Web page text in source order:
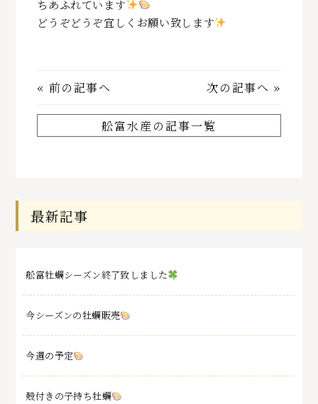
ちあふれています
どうぞどうぞ宜しくお願い致します
« 前の記事へ 次の記事へ »
舩富水産の記事一覧
最新記事
舩富牡蠣シーズン終了致しました
今シーズンの牡蠣販売
今週の予定
殻付きの子持ち牡蠣